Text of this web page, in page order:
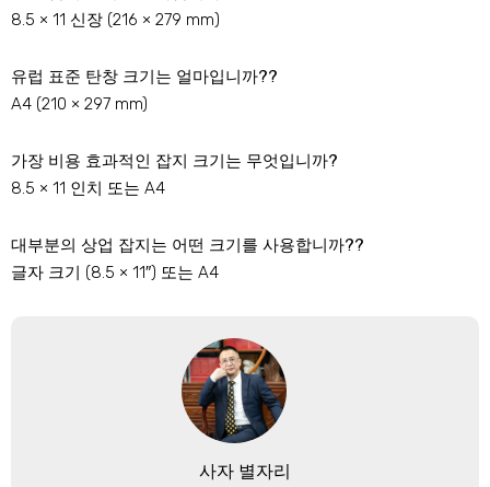
8.5 × 11 신장 (216 × 279 mm)
유럽 ​​표준 탄창 크기는 얼마입니까??
A4 (210 × 297 mm)
가장 비용 효과적인 잡지 크기는 무엇입니까?
8.5 × 11 인치 또는 A4
대부분의 상업 잡지는 어떤 크기를 사용합니까??
글자 크기 (8.5 × 11″) 또는 A4
사자 별자리